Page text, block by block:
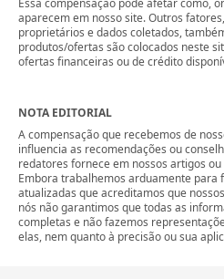
Essa compensação pode afetar como,
aparecem em nosso site. Outros
proprietários e dados coletados,
produtos/ofertas são colocados neste
ofertas financeiras ou de crédito
NOTA EDITORIAL
A compensação que recebemos de
influencia as recomendações ou
redatores fornece em nossos artigos
Embora trabalhemos arduamente para
atualizadas que acreditamos que
nós não garantimos que todas as
completas e não fazemos
elas, nem quanto à precisão ou sua